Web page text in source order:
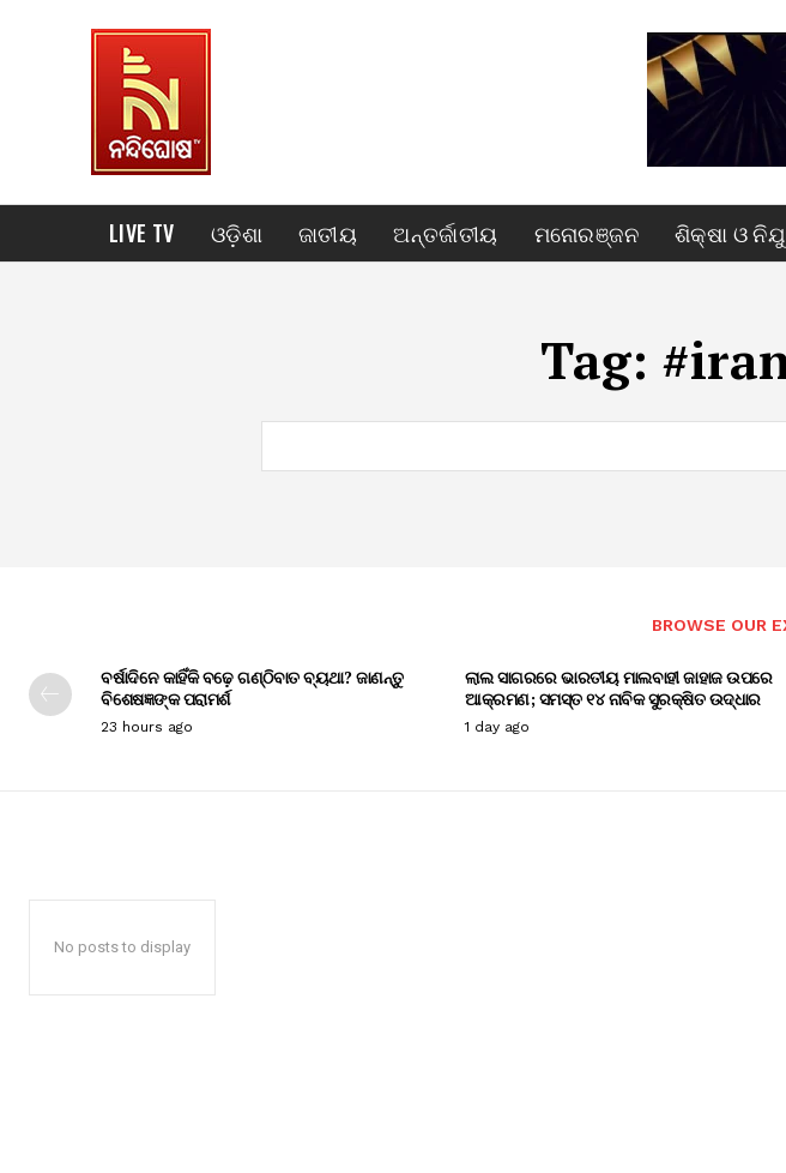
LIVE TV ଓଡ଼ିଶା ଜାତୀୟ ଅନ୍ତର୍ଜାତୀୟ ମନୋରଞ୍ଜନ ଶିକ୍ଷା ଓ
Tag:
BROWSE OUR
ବର୍ଷାଦିନେ କାହିଁକି ବଢ଼େ ଗଣ୍ଠିବାତ ବ୍ୟଥା? ଜାଣନ୍ତୁ
ବିଶେଷଜ୍ଞଙ୍କ ପରାମର୍ଶ
23 hours ago
ଲାଲ ସାଗରରେ ଭାରତୀୟ ମାଲବାହୀ ଜାହାଜ ଉପରେ
ଆକ୍ରମଣ; ସମସ୍ତ ୧୪ ନାବିକ ସୁରକ୍ଷିତ ଉଦ୍ଧାର
1 day ago
No posts to display